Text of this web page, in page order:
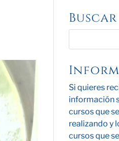
Buscar
Si quieres
información
cursos que
realizando y
cursos que